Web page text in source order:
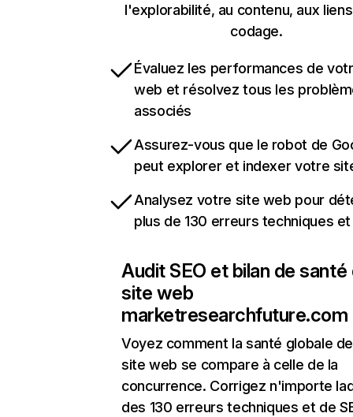
l'explorabilité, au contenu, aux
codage.
Évaluez les performances de
web et résolvez tous les
associés
Assurez-vous que le robot de
peut explorer et indexer votre
Analysez votre site web pour
plus de 130 erreurs techniques et
Audit SEO et bilan de santé
site web
marketresearchfuture.com
Voyez comment la santé globale
site web se compare à celle de la
concurrence. Corrigez n'importe
des 130 erreurs techniques et de